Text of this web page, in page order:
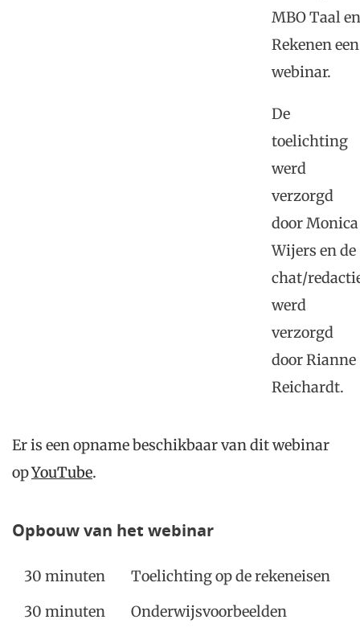
MBO Taal en
Rekenen een
webinar.
De
toelichting
werd
verzorgd
door Monica
Wijers en de
chat/
werd
verzorgd
door Rianne
Reichardt.
Er is een opname beschikbaar van dit webinar
opYouTube.
Opbouw van het webinar
30 minuten
Toelichting op de rekeneisen
30 minuten
Onderwijsvoorbeelden